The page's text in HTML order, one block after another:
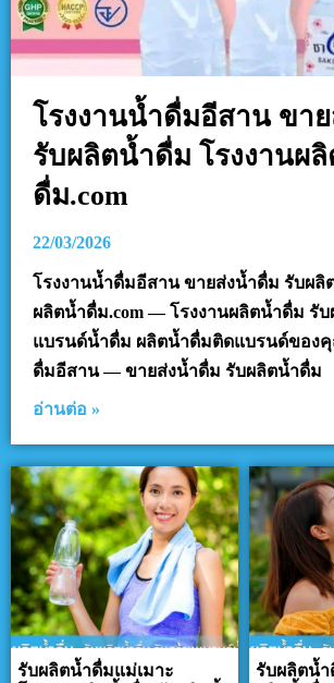
โรงงานน้ำดื่มอีสาน ขา
รับผลิตน้ำดื่ม โรงงานผ
ดื่ม.com
22/03/2026
โรงงานน้ำดื่มอีสาน ขายส่งน้ำดื่ม รับผลิ
ผลิตน้ำดื่ม.com — โรงงานผลิตน้ำดื่ม รั
แบรนด์น้ำดื่ม ผลิตน้ำดื่มติดแบรนด์ของ
ดื่มอีสาน — ขายส่งน้ำดื่ม รับผลิตน้ำดื่ม
อ่านต่อ »
รับผลิตน้ำดื่มแม่เมาะ
รับผลิตน้ำ